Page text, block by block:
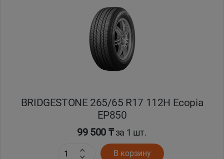
BRIDGESTONE 265/65 R17 112H Ecopia
EP850
99 500 ₸за 1 шт.
В корзину